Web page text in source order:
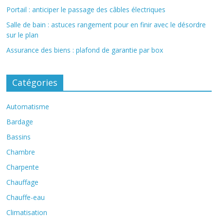
Portail : anticiper le passage des câbles électriques
Salle de bain : astuces rangement pour en finir avec le désordre
sur le plan
Assurance des biens : plafond de garantie par box
Catégories
Automatisme
Bardage
Bassins
Chambre
Charpente
Chauffage
Chauffe-eau
Climatisation